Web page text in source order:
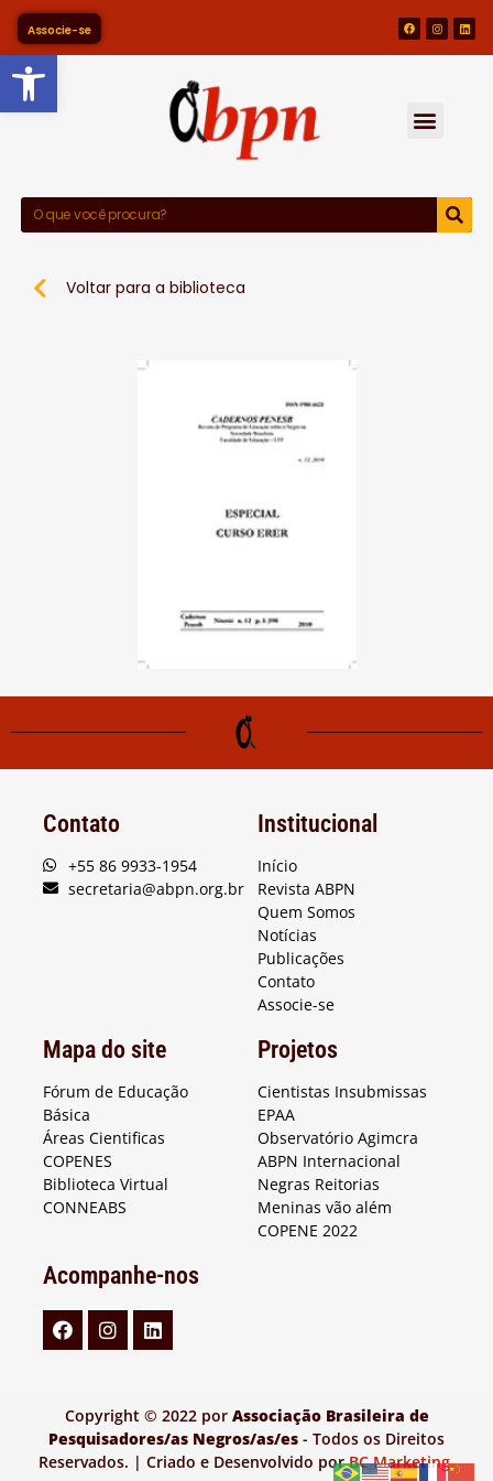
Barra de Ferramentas
Associe-se
Voltar para a biblioteca
Contato
+55 86 9933-1954
secretaria@abpn.org.br
Institucional
Início
Revista ABPN
Quem Somos
Notícias
Publicações
Contato
Associe-se
Mapa do site
Fórum de Educação
Básica
Áreas Cientificas
COPENES
Biblioteca Virtual
CONNEABS
Projetos
Cientistas Insubmissas
EPAA
Observatório Agimcra
ABPN Internacional
Negras Reitorias
Meninas vão além
COPENE 2022
Acompanhe-nos
Copyright © 2022 por Associação Brasileira de
Pesquisadores/as Negros/as/es - Todos os Direitos
Reservados. | Criado e Desenvolvido porBC Marketing.